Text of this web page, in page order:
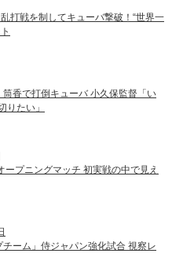
打戦を制してキューバ撃破！“世界一
香で打倒キューバ 小久保監督「い
りたい」
ープニングマッチ 初実戦の中で見え
チーム」侍ジャパン強化試合 視察レ